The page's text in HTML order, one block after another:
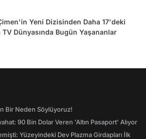
Yeni Dizisinden Daha 17'deki
Dünyasında Bugün Yaşananlar
Bir Neden Söylüyoruz!
90 Bin Dolar Veren 'Altın Pasaport' Alıyor
Yüzeyindeki Dev Plazma Girdapları İlk